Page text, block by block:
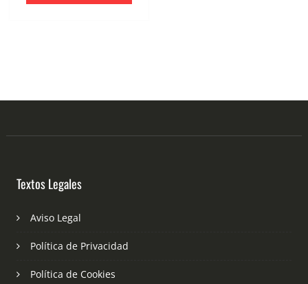
Textos Legales
Aviso Legal
Política de Privacidad
Política de Cookies